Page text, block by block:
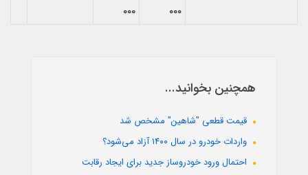
۰۰۰
۰۰۰
همچنین بخوانید...
قیمت قطعی "شاهین" مشخص شد
واردات خودرو در سال ۱۴۰۰ آزاد می‌شود؟
احتمال ورود خودروساز جدید برای ایجاد رقابت